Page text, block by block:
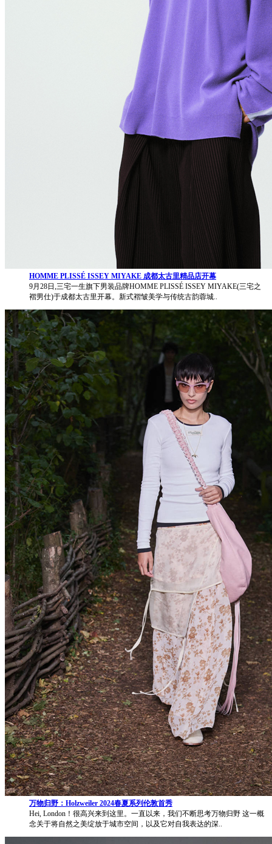
HOMME PLISSÉ ISSEY MIYAKE 成都太古里精品店开幕
9月28日,三宅一生旗下男装品牌HOMME PLISSÉ ISSEY MIYAKE(三宅之
褶男仕)于成都太古里开幕。新式褶皱美学与传统古韵蓉城..
万物归野：Holzweiler 2024春夏系列伦敦首秀
Hei, London！很高兴来到这里。一直以来，我们不断思考万物归野 这一概
念关于将自然之美绽放于城市空间，以及它对自我表达的深..